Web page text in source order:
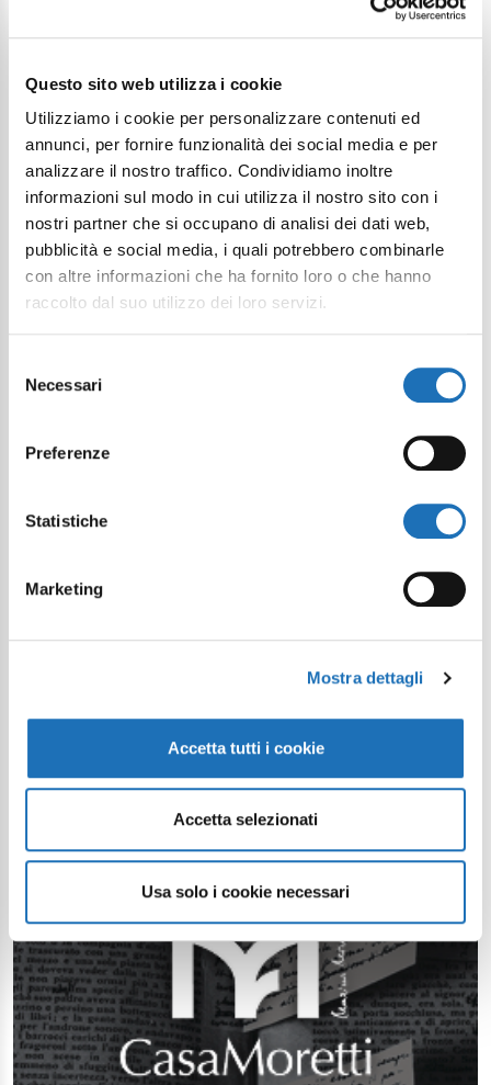
Questo sito web utilizza i cookie
Utilizziamo i cookie per personalizzare contenuti ed
annunci, per fornire funzionalità dei social media e per
analizzare il nostro traffico. Condividiamo inoltre
informazioni sul modo in cui utilizza il nostro sito con i
nostri partner che si occupano di analisi dei dati web,
pubblicità e social media, i quali potrebbero combinarle
con altre informazioni che ha fornito loro o che hanno
raccolto dal suo utilizzo dei loro servizi.
delNecessari
Preferenze
Statistiche
Marketing
Mostra dettagli
Accetta tutti i cookie
Accetta selezionati
Usa solo i cookie necessari
Il tuo viaggio digitale dentro Cesenatico